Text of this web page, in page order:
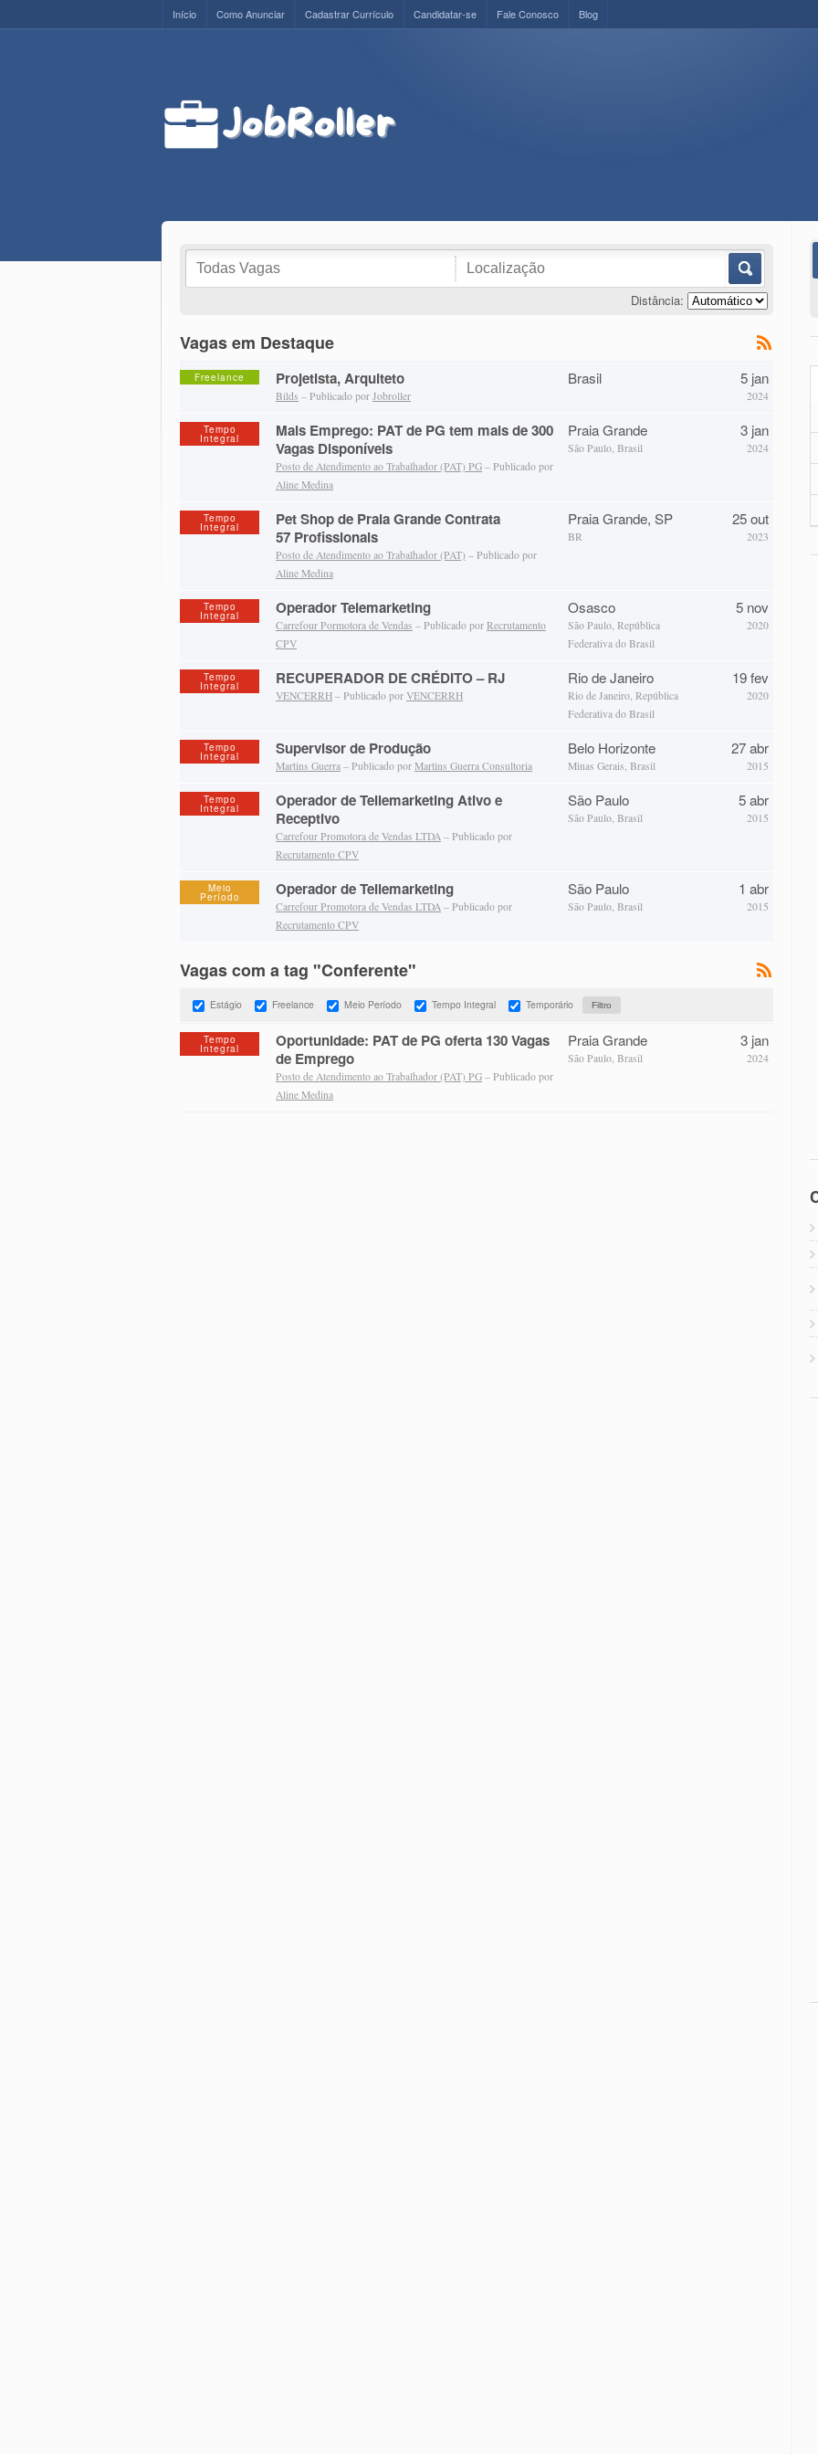
Início Como Anunciar Cadastrar Currículo Candidatar-se Fale Conosco Blog
Distância:
Vagas em Destaque
Freelance Projetista, Arquiteto
Bilds – Publicado por Jobroller
Brasil 5 jan
2024
Tempo
Integral
Mais Emprego: PAT de PG tem mais de 300
Vagas Disponíveis
Posto de Atendimento ao Trabalhador (PAT) PG – Publicado por
Aline Medina
Praia Grande
São Paulo, Brasil
3 jan
2024
Tempo
Integral
Pet Shop de Praia Grande Contrata
57 Profissionais
Posto de Atendimento ao Trabalhador (PAT) – Publicado por
Aline Medina
Praia Grande, SP
BR
25 out
2023
Tempo
Integral Operador Telemarketing
Carrefour Pormotora de Vendas – Publicado por Recrutamento
CPV
Osasco
São Paulo, República
Federativa do Brasil
5 nov
2020
Tempo
Integral RECUPERADOR DE CRÉDITO – RJ
VENCERRH – Publicado por VENCERRH
Rio de Janeiro
Rio de Janeiro, República
Federativa do Brasil
19 fev
2020
Tempo
Integral Supervisor de Produção
Martins Guerra – Publicado por Martins Guerra Consultoria
Belo Horizonte
Minas Gerais, Brasil
27 abr
2015
Tempo
Integral
Operador de Tellemarketing Ativo e
Receptivo
Carrefour Promotora de Vendas LTDA – Publicado por
Recrutamento CPV
São Paulo
São Paulo, Brasil
5 abr
2015
Meio
Período Operador de Tellemarketing
Carrefour Promotora de Vendas LTDA – Publicado por
Recrutamento CPV
São Paulo
São Paulo, Brasil
1 abr
2015
Vagas com a tag "Conferente"
Estágio Freelance Meio Período Tempo Integral Temporário
Tempo
Integral
Oportunidade: PAT de PG oferta 130 Vagas
de Emprego
Posto de Atendimento ao Trabalhador (PAT) PG – Publicado por
Aline Medina
Praia Grande
São Paulo, Brasil
3 jan
2024